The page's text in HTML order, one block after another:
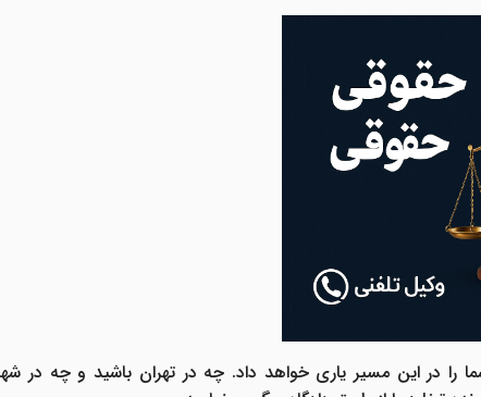
در این مسیر یاری خواهد داد. چه در تهران باشید و چه در